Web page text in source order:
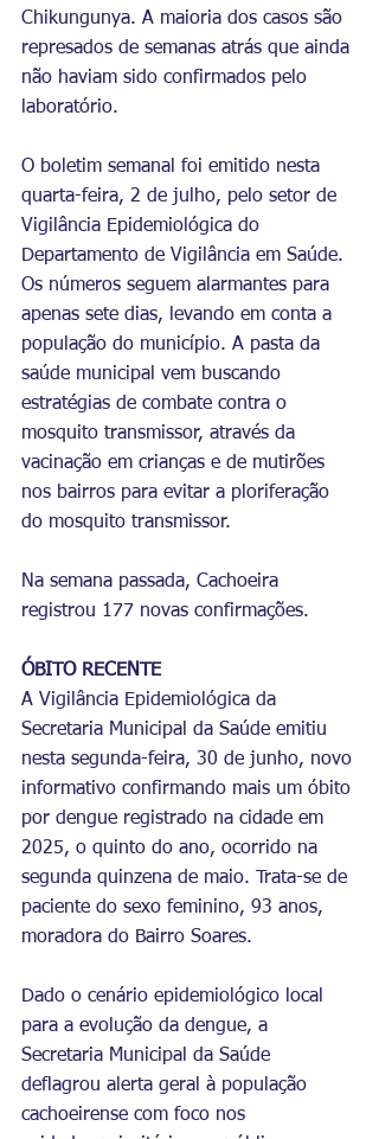
Chikungunya. A maioria dos casos são
represados de semanas atrás que ainda
não haviam sido confirmados pelo
laboratório.
O boletim semanal foi emitido nesta
quarta-feira, 2 de julho, pelo setor de
Vigilância Epidemiológica do
Departamento de Vigilância em Saúde.
Os números seguem alarmantes para
apenas sete dias, levando em conta a
população do município. A pasta da
saúde municipal vem buscando
estratégias de combate contra o
mosquito transmissor, através da
vacinação em crianças e de mutirões
nos bairros para evitar a ploriferação
do mosquito transmissor.
Na semana passada, Cachoeira
registrou 177 novas confirmações.
ÓBITO RECENTE
A Vigilância Epidemiológica da
Secretaria Municipal da Saúde emitiu
nesta segunda-feira, 30 de junho, novo
informativo confirmando mais um óbito
por dengue registrado na cidade em
2025, o quinto do ano, ocorrido na
segunda quinzena de maio. Trata-se de
paciente do sexo feminino, 93 anos,
moradora do Bairro Soares.
Dado o cenário epidemiológico local
para a evolução da dengue, a
Secretaria Municipal da Saúde
deflagrou alerta geral à população
cachoeirense com foco nos